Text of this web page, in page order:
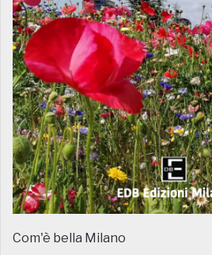
Com'è bella Milano